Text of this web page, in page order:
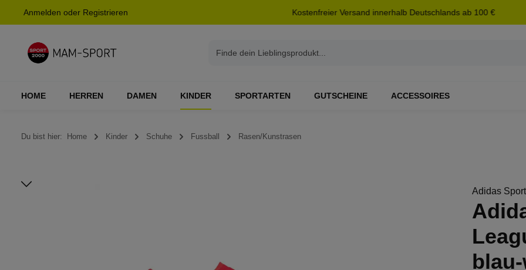
Zur Hauptnavigation springen
Anmelden oder Registrieren Kostenfreier Versand innerhalb Deutschlands ab 100 €
HOME HERREN DAMEN KINDER SPORTARTEN GUTSCHEINE ACCESSOIRES
Du bist hier: Home Kinder Schuhe Fussball Rasen/Kunstrasen
Bildergalerie überspringen Adidas